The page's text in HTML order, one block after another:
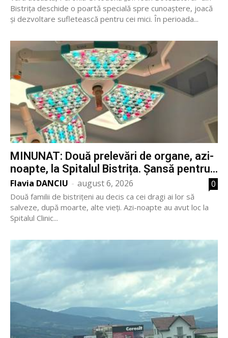
Bistrița deschide o poartă specială spre cunoaștere, joacă
și dezvoltare sufletească pentru cei mici. În perioada...
MINUNAT: Două prelevări de organe, azi-
noapte, la Spitalul Bistrița. Șansă pentru...
Flavia DANCIU - august 6, 2026 0
Două familii de bistrițeni au decis ca cei dragi ai lor să
salveze, după moarte, alte vieți. Azi-noapte au avut loc la
Spitalul Clinic...